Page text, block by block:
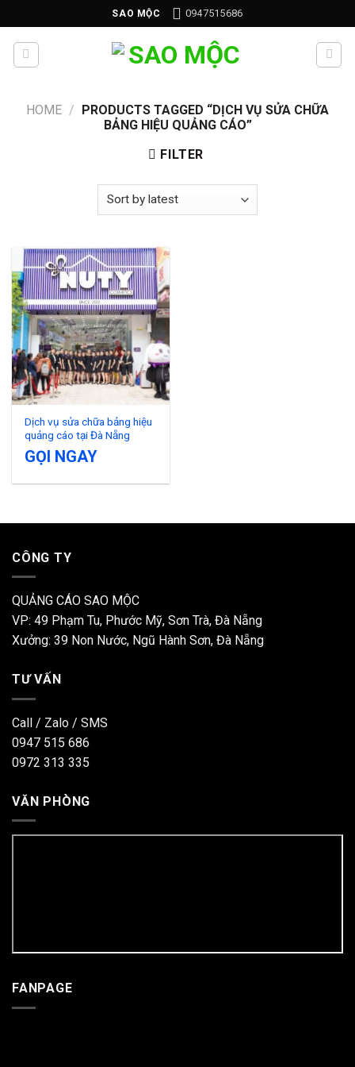
to
content
SAO MỘC 0947515686
HOME / PRODUCTS TAGGED “DỊCH VỤ SỬA CHỮA
BẢNG HIỆU QUẢNG CÁO”
FILTER
Dịch vụ sửa chữa bảng hiệu
quảng cáo tại Đà Nẵng
GỌI NGAY
CÔNG TY
QUẢNG CÁO SAO MỘC
VP: 49 Phạm Tu, Phước Mỹ, Sơn Trà, Đà Nẵng
Xưởng: 39 Non Nước, Ngũ Hành Sơn, Đà Nẵng
TƯ VẤN
Call / Zalo / SMS
0947 515 686
0972 313 335
VĂN PHÒNG
FANPAGE